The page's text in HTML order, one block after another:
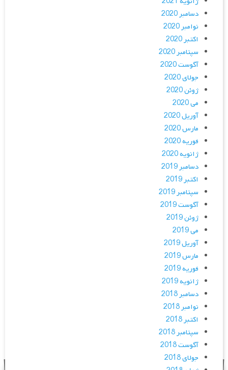
دسامبر 2020
نوامبر 2020
اکتبر 2020
سپتامبر 2020
آگوست 2020
جولای 2020
ژوئن 2020
می 2020
آوریل 2020
مارس 2020
فوریه 2020
ژانویه 2020
دسامبر 2019
اکتبر 2019
سپتامبر 2019
آگوست 2019
ژوئن 2019
می 2019
آوریل 2019
مارس 2019
فوریه 2019
ژانویه 2019
دسامبر 2018
نوامبر 2018
اکتبر 2018
سپتامبر 2018
آگوست 2018
جولای 2018